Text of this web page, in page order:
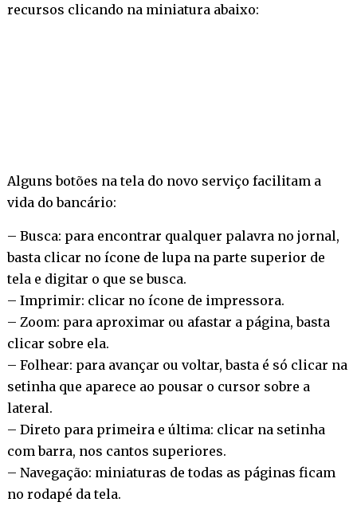
recursos clicando na miniatura abaixo:
Alguns botões na tela do novo serviço facilitam a
vida do bancário:
– Busca: para encontrar qualquer palavra no jornal,
basta clicar no ícone de lupa na parte superior de
tela e digitar o que se busca.
– Imprimir: clicar no ícone de impressora.
– Zoom: para aproximar ou afastar a página, basta
clicar sobre ela.
– Folhear: para avançar ou voltar, basta é só clicar na
setinha que aparece ao pousar o cursor sobre a
lateral.
– Direto para primeira e última: clicar na setinha
com barra, nos cantos superiores.
– Navegação: miniaturas de todas as páginas ficam
no rodapé da tela.